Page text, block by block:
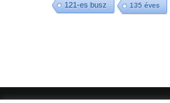
121-es busz 135 éves